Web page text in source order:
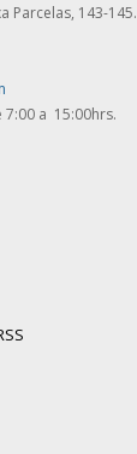
Parcelas, 143-145.
7:00 a 15:00hrs.